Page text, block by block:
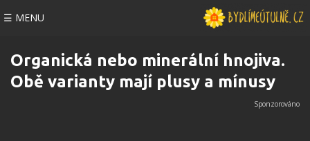
☰ MENU
Organická nebo minerální hnojiva.
Obě varianty mají plusy a mínusy